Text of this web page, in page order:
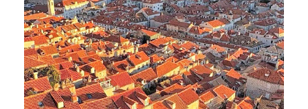
【土耳其旅遊8.10.12日】